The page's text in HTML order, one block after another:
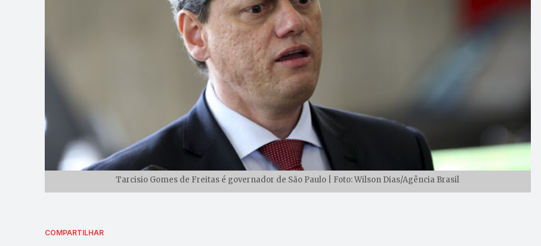
Tarcisio Gomes de Freitas é governador de São Paulo | Foto: Wilson Dias/Agência Brasil
COMPARTILHAR